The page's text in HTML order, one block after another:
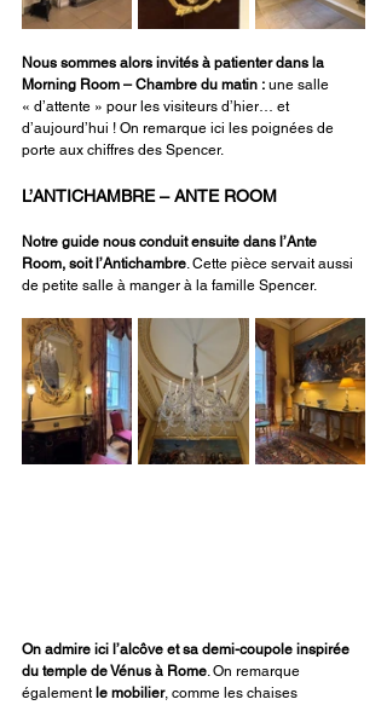
Nous sommes alors invités à patienter dans la
Morning Room – Chambre du matin : une salle
« d’attente » pour les visiteurs d’hier… et
d’aujourd’hui ! On remarque ici les poignées de
porte aux chiffres des Spencer.
L’ANTICHAMBRE – ANTE ROOM
Notre guide nous conduit ensuite dans l’Ante
Room, soit l’Antichambre . Cette pièce servait aussi
de petite salle à manger à la famille Spencer.
On admire ici l’alcôve et sa demi-coupole inspirée
du temple de Vénus à Rome. On remarque
également le mobilier, comme les chaises